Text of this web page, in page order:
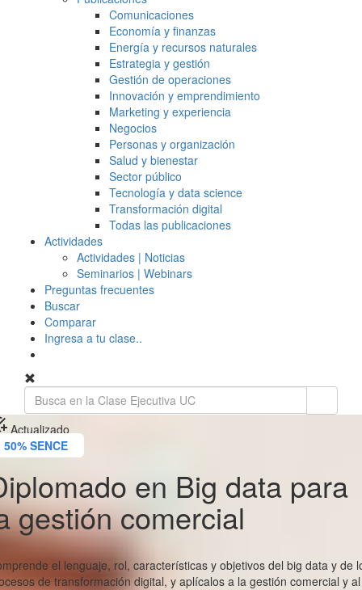
Comunicaciones
Economía y finanzas
Energía y recursos naturales
Estrategia y gestión
Gestión de operaciones
Innovación y emprendimiento
Marketing y experiencia
Negocios
Personas y organización
Salud y bienestar
Sector público
Tecnología y data science
Transformación digital
Todas las publicaciones
Actividades
Actividades | Noticias
Seminarios | Webinars
Preguntas frecuentes
Buscar
Comparar
Ingresa a tu clase..
Actualizado
50% SENCE
en Big data para
gestión comercial
el lenguaje, rol, características y objetivos del big data y de
de transformación digital, y aplícalos a la gestión comercial y al